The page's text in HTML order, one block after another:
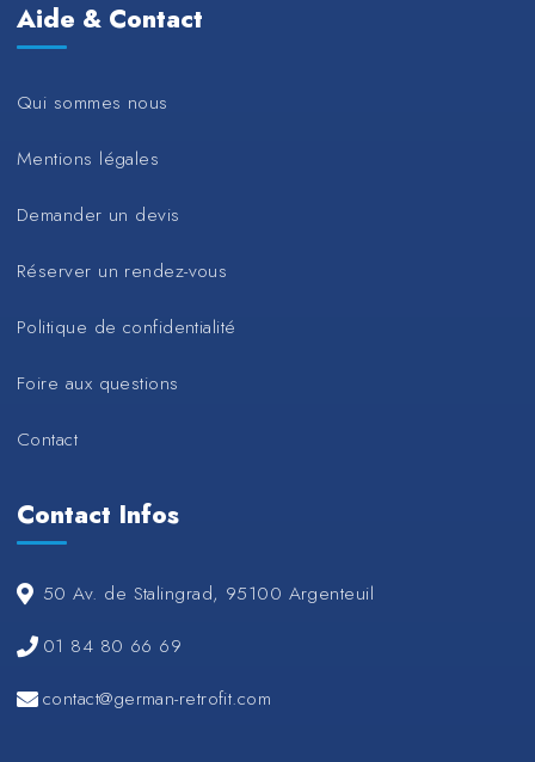
Aide & Contact
Qui sommes nous
Mentions légales
Demander un devis
Réserver un rendez-vous
Politique de confidentialité
Foire aux questions
Contact
Contact Infos
50 Av. de Stalingrad, 95100 Argenteuil
01 84 80 66 69
contact@german-retrofit.com